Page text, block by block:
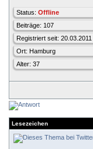
Status: Offline
Beiträge: 107
Registriert seit: 20.03.2011
Ort: Hamburg
Alter: 37
Lesezeichen